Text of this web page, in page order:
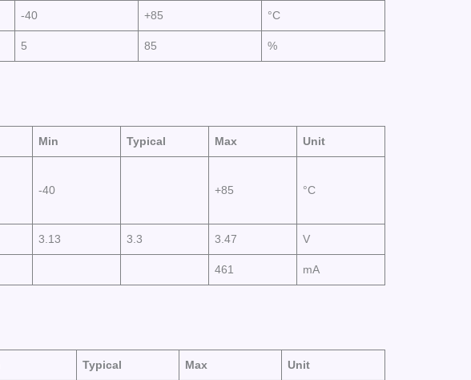
-40 +85 °C
5 85 %
Min Typical Max Unit
-40 +85 °C
3.13 3.3 3.47 V
461 mA
Typical Max Unit